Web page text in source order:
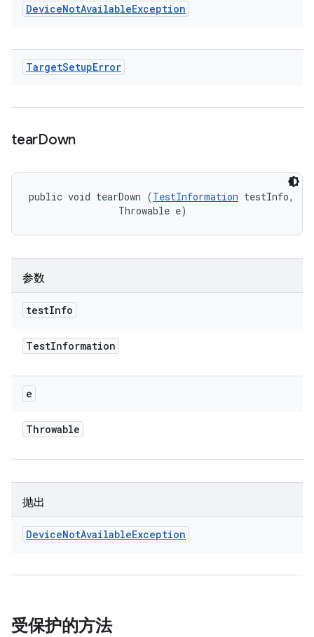
DeviceNotAvailableException
TargetSetupError
tearDown
public void tearDown (TestInformation testInfo,
                Throwable e)
参数
testInfo
TestInformation
e
Throwable
抛出
DeviceNotAvailableException
受保护的方法